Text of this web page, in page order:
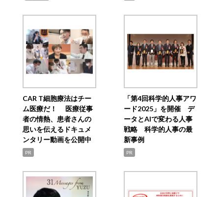
CAR T細胞療法はチー
ム医療だ！ 医療従事
者の情熱、患者さんの
思いを伝えるドキュメ
ンタリー動画を公開中
PR
「第4回科学的人事アワ
ード2025」を開催 デ
ータとAIで変わる人事
戦略 科学的人事の最
新事例
PR